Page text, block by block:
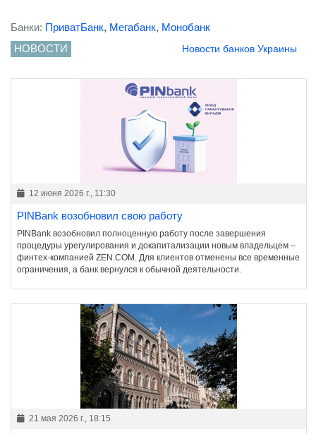
Банки: ПриватБанк, Мегабанк, Монобанк
НОВОСТИ
Новости банков Украины
12 июня 2026 г., 11:30
PINBank возобновил свою работу
PINBank возобновил полноценную работу после завершения
процедуры урегулирования и докапитализации новым владельцем –
финтех-компанией ZEN.COM. Для клиентов отменены все временные
ограничения, а банк вернулся к обычной деятельности.
21 мая 2026 г., 18:15